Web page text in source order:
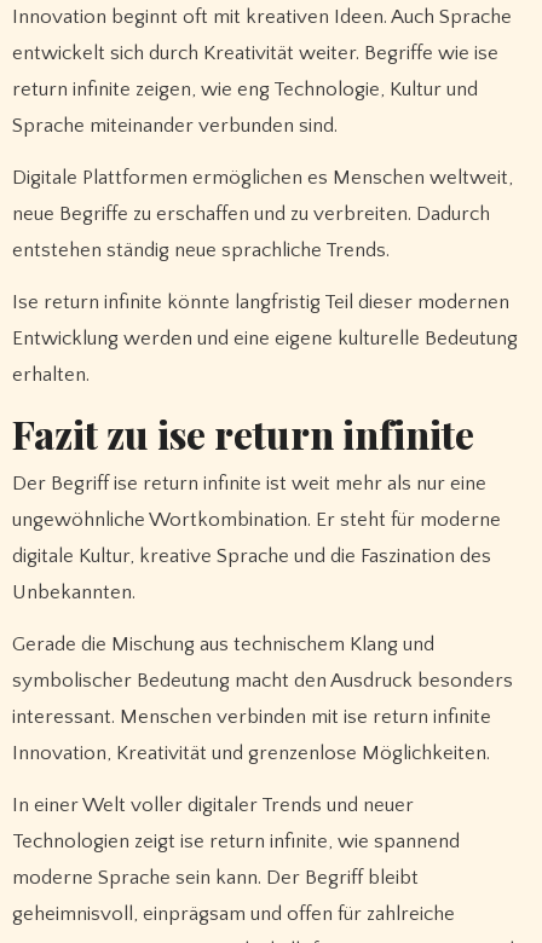
Innovation beginnt oft mit kreativen Ideen. Auch Sprache
entwickelt sich durch Kreativität weiter. Begriffe wie ise
return infinite zeigen, wie eng Technologie, Kultur und
Sprache miteinander verbunden sind.
Digitale Plattformen ermöglichen es Menschen weltweit,
neue Begriffe zu erschaffen und zu verbreiten. Dadurch
entstehen ständig neue sprachliche Trends.
Ise return infinite könnte langfristig Teil dieser modernen
Entwicklung werden und eine eigene kulturelle Bedeutung
erhalten.
Fazit zu ise return infinite
Der Begriff ise return infinite ist weit mehr als nur eine
ungewöhnliche Wortkombination. Er steht für moderne
digitale Kultur, kreative Sprache und die Faszination des
Unbekannten.
Gerade die Mischung aus technischem Klang und
symbolischer Bedeutung macht den Ausdruck besonders
interessant. Menschen verbinden mit ise return infinite
Innovation, Kreativität und grenzenlose Möglichkeiten.
In einer Welt voller digitaler Trends und neuer
Technologien zeigt ise return infinite, wie spannend
moderne Sprache sein kann. Der Begriff bleibt
geheimnisvoll, einprägsam und offen für zahlreiche